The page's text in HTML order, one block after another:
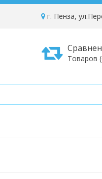
г. Пенза,
Товаров